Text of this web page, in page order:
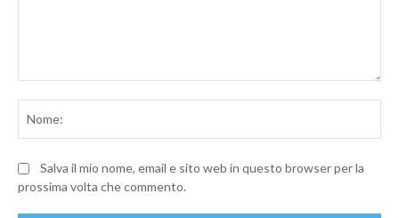
Salva il mio nome, email e sito web in questo browser per la
prossima volta che commento.